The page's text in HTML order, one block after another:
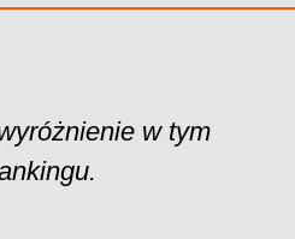
w tym